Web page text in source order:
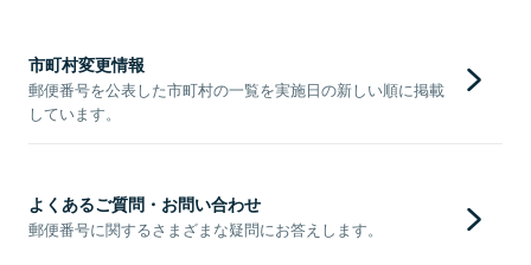
市町村変更情報
郵便番号を公表した市町村の一覧を実施日の新しい順に掲載
しています。
よくあるご質問・お問い合わせ
郵便番号に関するさまざまな疑問にお答えします。